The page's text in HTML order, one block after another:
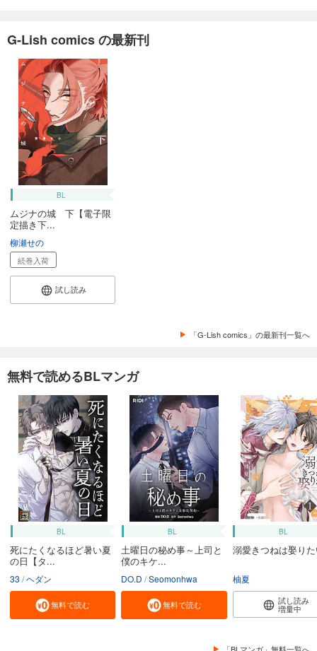
G-Lish comics の最新刊
BL
ムジナの城 下【電子限
定描き下...
柳瀬せの
続巻入荷
試し読み
「G-Lish comics」の最新刊一覧へ
無料で読めるBLマンガ
BL
死にたくなるほど暑い夏
の日【タ...
33 ヘダン
無料で読む
BL
土曜日の秘め事～上司と
僕のキケ...
DO.D Seomonhwa
無料で読む
BL
溺愛きつねは娶り
柚夏
試し読み
増量中